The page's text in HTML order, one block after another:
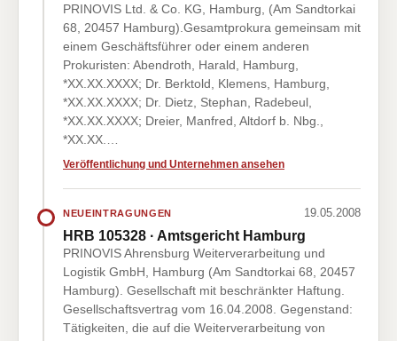
PRINOVIS Ltd. & Co. KG, Hamburg, (Am Sandtorkai
68, 20457 Hamburg).Gesamtprokura gemeinsam mit
einem Geschäftsführer oder einem anderen
Prokuristen: Abendroth, Harald, Hamburg,
*XX.XX.XXXX; Dr. Berktold, Klemens, Hamburg,
*XX.XX.XXXX; Dr. Dietz, Stephan, Radebeul,
*XX.XX.XXXX; Dreier, Manfred, Altdorf b. Nbg.,
*XX.XX.…
Veröffentlichung und Unternehmen ansehen
NEUEINTRAGUNGEN 19.05.2008
HRB 105328 · Amtsgericht Hamburg
PRINOVIS Ahrensburg Weiterverarbeitung und
Logistik GmbH, Hamburg (Am Sandtorkai 68, 20457
Hamburg). Gesellschaft mit beschränkter Haftung.
Gesellschaftsvertrag vom 16.04.2008. Gegenstand:
Tätigkeiten, die auf die Weiterverarbeitung von